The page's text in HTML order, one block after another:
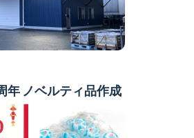
年 ノベルティ品作成